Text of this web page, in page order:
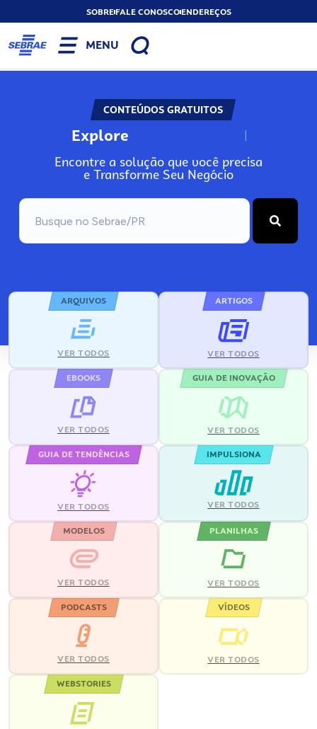
SOBREFALE CONOSCOENDEREÇOS
MENU
CONTEÚDOS GRATUITOS
Explore N
Encontre a solução que você precisa
e Transforme Seu Negócio
ARQUIVOS
VER TODOS
ARTIGOS
VER TODOS
EBOOKS
VER TODOS
GUIA DE INOVAÇÃO
VER TODOS
GUIA DE TENDÊNCIAS
VER TODOS
IMPULSIONA
VER TODOS
MODELOS
VER TODOS
PLANILHAS
VER TODOS
PODCASTS
VER TODOS
VÍDEOS
VER TODOS
WEBSTORIES